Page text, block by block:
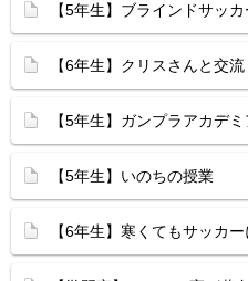
【5年生】ブラインドサッ
【6年生】クリスさんと交流
【5年生】ガンプラアカデミ
【5年生】いのちの授業
【6年生】寒くてもサッカー